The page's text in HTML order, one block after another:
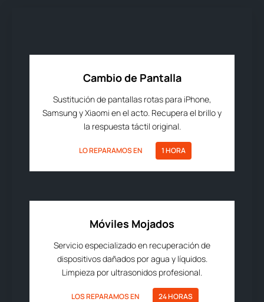
Cambio de Pantalla
Sustitución de pantallas rotas para iPhone,
Samsung y Xiaomi en el acto. Recupera el brillo y
la respuesta táctil original.
LO REPARAMOS EN 1 HORA
Móviles Mojados
Servicio especializado en recuperación de
dispositivos dañados por agua y líquidos.
Limpieza por ultrasonidos profesional.
LOS REPARAMOS EN 24 HORAS